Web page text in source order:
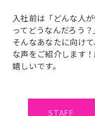
入社前は「どんな人
ってどうなんだろう？
そんなあなたに向け
な声をご紹介します
嬉しいです。
STAFF